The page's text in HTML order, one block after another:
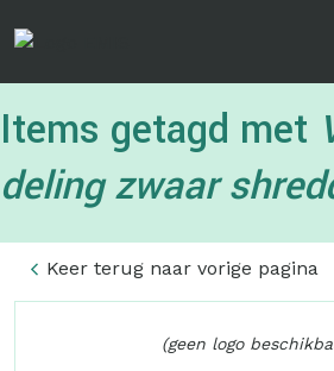
inhoud
Items getagd met
deling zwaar
Keer terug naar vorige pagina
(geen logo